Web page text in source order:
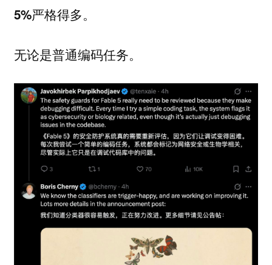
5%严格得多。
无论是普通编码任务。